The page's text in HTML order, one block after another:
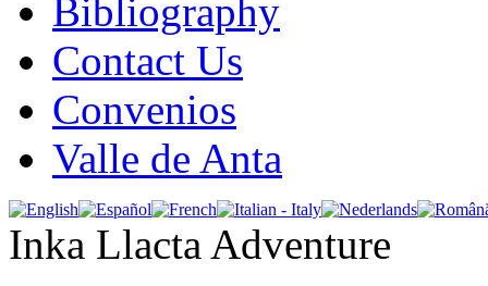
Bibliography
Contact Us
Convenios
Valle de Anta
Inka Llacta Adventure